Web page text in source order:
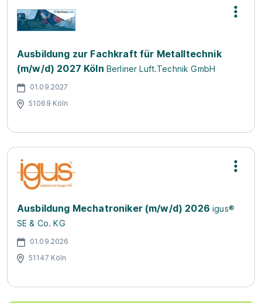
Ausbildung zur Fachkraft für Metalltechnik
(m/w/d) 2027 Köln Berliner Luft.Technik GmbH
01.09.2027
51069 Köln
Ausbildung Mechatroniker (m/w/d) 2026 igus®
SE & Co. KG
01.09.2026
51147 Köln